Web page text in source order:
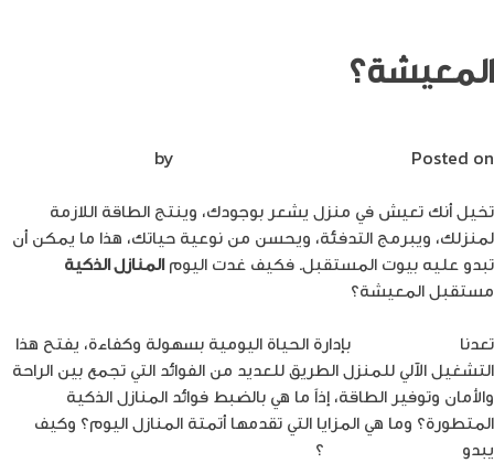
المعيشة؟
Posted on
تخيل أنك تعيش في منزل يشعر بوجودك، وينتج الطاقة اللازمة
لمنزلك، ويبرمج التدفئة، ويحسن من نوعية حياتك، هذا ما يمكن أن
تبدو عليه بيوت المستقبل. فكيف غدت اليومالمنازل الذكية
مستقبل المعيشة؟
تعدنا
بإدارة الحياة اليومية بسهولة وكفاءة، يفتح هذا
التشغيل الآلي للمنزل الطريق للعديد من الفوائد التي تجمع بين الراحة
والأمان وتوفير الطاقة، إذاً ما هي بالضبط فوائد المنازل الذكية
المتطورة؟ وما هي المزايا التي تقدمها أتمتة المنازل اليوم؟ وكيف
يبدو
؟